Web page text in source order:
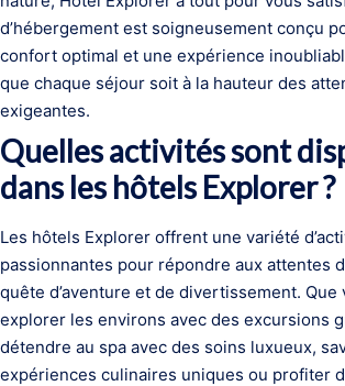
d’hébergement est soigneusement conçu
confort optimal et une expérience
que chaque séjour soit à la hauteur des
exigeantes.
Quelles activités sont
dans les hôtels Explorer ?
Les hôtels Explorer offrent une variété
passionnantes pour répondre aux attentes
quête d’aventure et de divertissement. Que
explorer les environs avec des excursions
détendre au spa avec des soins luxueux,
expériences culinaires uniques ou profiter